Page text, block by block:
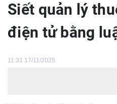
Siết quản lý
điện tử bằng
11:31 17/11/2025